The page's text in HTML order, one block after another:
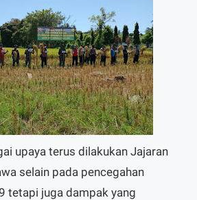
upaya terus dilakukan Jajaran
selain pada pencegahan
tetapi juga dampak yang